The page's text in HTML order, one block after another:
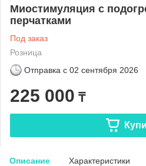
Миостимуляция с
перчатками
Под заказ
Розница
Отправка с 02 сентября 2026
225 000 ₸
Описание Характеристики